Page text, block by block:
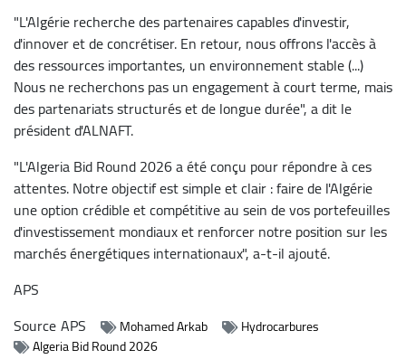
"L'Algérie recherche des partenaires capables d'investir,
d'innover et de concrétiser. En retour, nous offrons l'accès à
des ressources importantes, un environnement stable (...)
Nous ne recherchons pas un engagement à court terme, mais
des partenariats structurés et de longue durée", a dit le
président d'ALNAFT.
"L'Algeria Bid Round 2026 a été conçu pour répondre à ces
attentes. Notre objectif est simple et clair : faire de l'Algérie
une option crédible et compétitive au sein de vos portefeuilles
d'investissement mondiaux et renforcer notre position sur les
marchés énergétiques internationaux", a-t-il ajouté.
APS
SourceAPS Mohamed Arkab
Hydrocarbures
Algeria Bid Round 2026